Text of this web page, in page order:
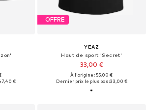
€
OFFRE
YEAZ
Haut de sport 'Secret'
33,00 €
À l'origine : 55,00 €
Dernier prix le plus bas :33,00 €